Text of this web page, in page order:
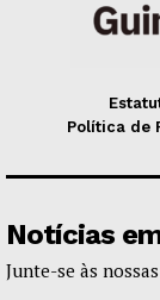
Política de
Notícias
Junte-se às